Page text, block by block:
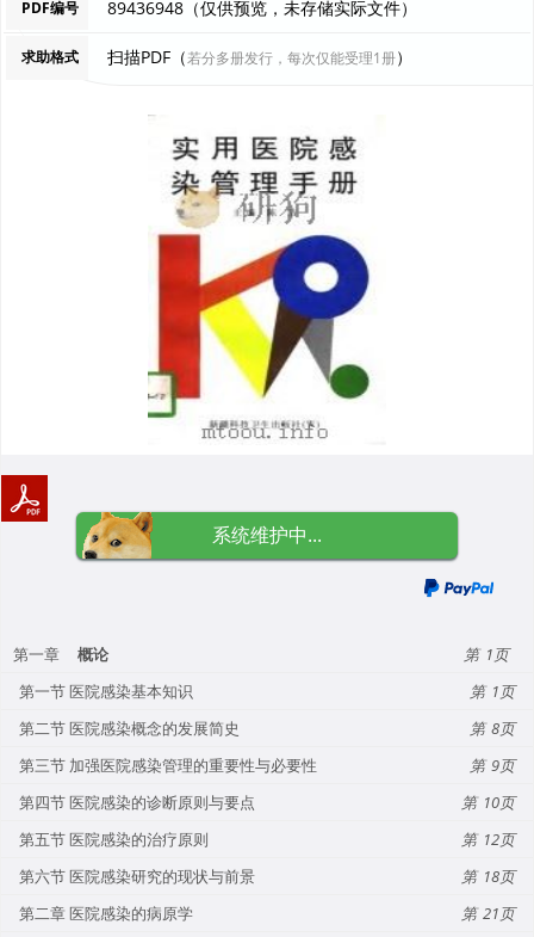
PDF编号 89436948（仅供预览，未存储实际文件）
求助格式 扫描PDF（若分多册发行，每次仅能受理1册）
系统维护中...
第一章 概论
1
第一节 医院感染基本知识
1
第二节 医院感染概念的发展简史
8
第三节 加强医院感染管理的重要性与必要性
9
第四节 医院感染的诊断原则与要点
10
第五节 医院感染的治疗原则
12
第六节 医院感染研究的现状与前景
18
第二章 医院感染的病原学
21